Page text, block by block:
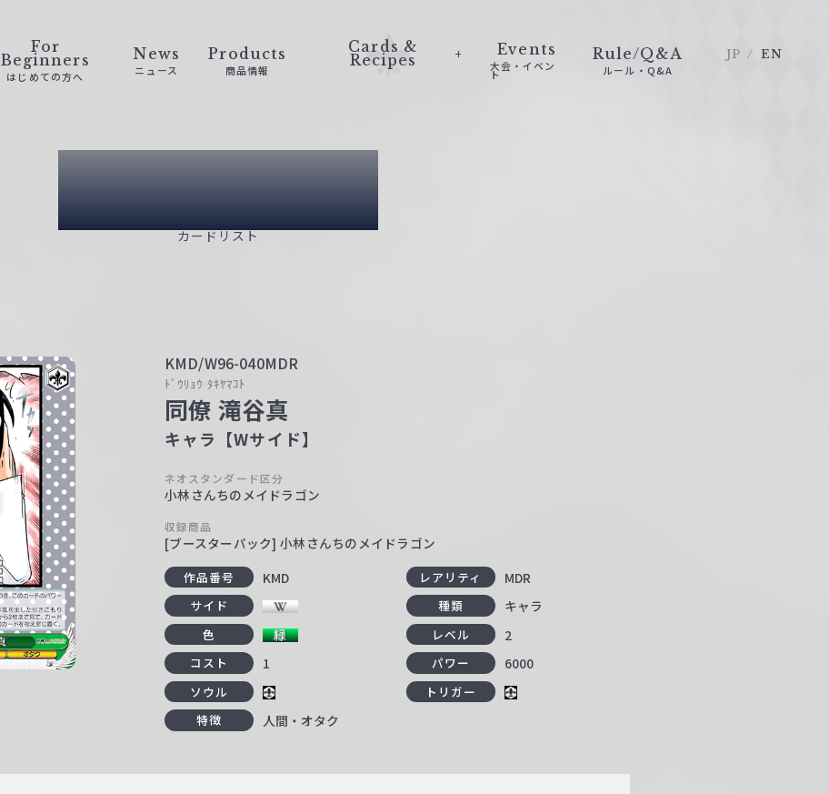
For
Beginners
はじめての方へ
News
ニュース
Products
商品情報
Cards &
Recipes
Events
大会・イベン
ト
Rule/Q&A
ルール・Q&A
JP EN
Card List
カードリスト
KMD/W96-040MDR
ﾄﾞｳﾘｮｳ ﾀｷﾔﾏｺﾄ
同僚 滝谷真
キャラ【Wサイド】
ネオスタンダード区分
小林さんちのメイドラゴン
収録商品
[ブースターパック] 小林さんちのメイドラゴン
作品番号 KMD レアリティ MDR
サイド 種類 キャラ
色 レベル 2
コスト 1 パワー 6000
ソウル
トリガー
特徴
人間・オタク